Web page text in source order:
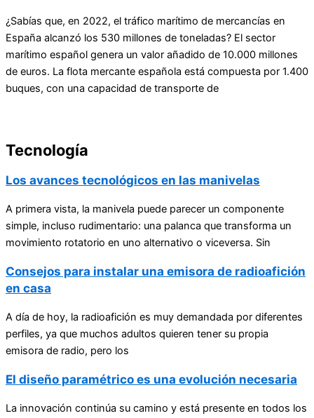
¿Sabías que, en 2022, el tráfico marítimo de mercancías en
España alcanzó los 530 millones de toneladas? El sector
marítimo español genera un valor añadido de 10.000 millones
de euros. La flota mercante española está compuesta por 1.400
buques, con una capacidad de transporte de
Tecnología
Los avances tecnológicos en las manivelas
A primera vista, la manivela puede parecer un componente
simple, incluso rudimentario: una palanca que transforma un
movimiento rotatorio en uno alternativo o viceversa. Sin
Consejos para instalar una emisora de radioafición
en casa
A día de hoy, la radioafición es muy demandada por diferentes
perfiles, ya que muchos adultos quieren tener su propia
emisora de radio, pero los
El diseño paramétrico es una evolución necesaria
La innovación continúa su camino y está presente en todos los